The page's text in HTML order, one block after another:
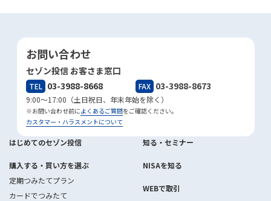
お問い合わせ
セゾン投信 お客さま窓口
TEL 03-3988-8668 FAX 03-3988-8673
9:00～17:00（土日祝日、年末年始を除く）
※お問い合わせ前によくあるご質問をご確認ください。
カスタマー・ハラスメントについて
はじめてのセゾン投信
購入する・買い方を選ぶ
定期つみたてプラン
カードでつみたて
知る・セミナー
NISAを知る
WEBで取引